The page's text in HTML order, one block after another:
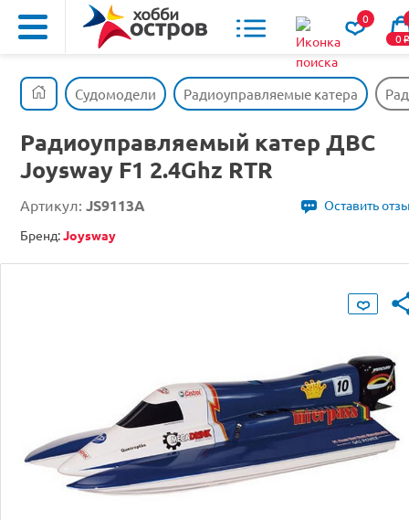
0
0o
Судомодели Радиоуправляемые катера
Радиоуправляемый катер ДВС
Joysway F1 2.4Ghz RTR
Артикул: JS9113A
Оставить
Бренд:Joysway